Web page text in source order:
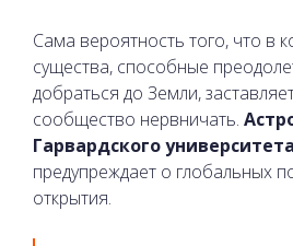
Сама вероятность того, что в
существа, способные
добраться до Земли,
сообщество нервничать.
Гарвардского
предупреждает о глобальных
открытия.